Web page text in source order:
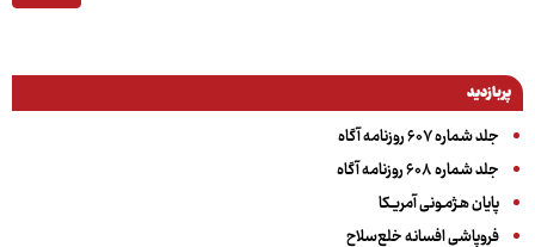
پربازدید
جلد شماره ۶۰۷ روزنامه آگاه
جلد شماره ۶۰۸ روزنامه آگاه
پایان هـژمـونی آمریـکا
فروپاشی افسانه خلع‌سلاح